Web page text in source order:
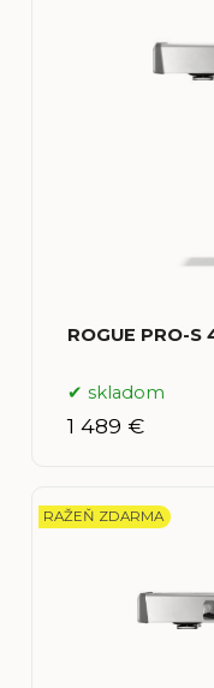
ROGUE PRO-
skladom
1 489 €
RAŽEŇ ZDARMA